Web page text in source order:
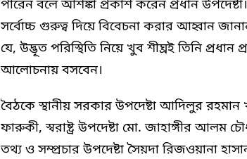
পারেন বলে আশঙ্কা প্রকাশ করেন প্রধান
সর্বোচ্চ গুরুত্ব দিয়ে বিবেচনা করার আহ্বান
যে, উদ্ভূত পরিস্থিতি নিয়ে খুব শীঘ্রই তিনি প্রধান
আলোচনায় বসবেন।
বৈঠকে স্থানীয় সরকার উপদেষ্টা আদিলুর রহমান
ফারুকী, স্বরাষ্ট্র উপদেষ্টা মো. জাহাঙ্গীর
তথ্য ও সম্প্রচার উপদেষ্টা সৈয়দা রিজওয়ানা